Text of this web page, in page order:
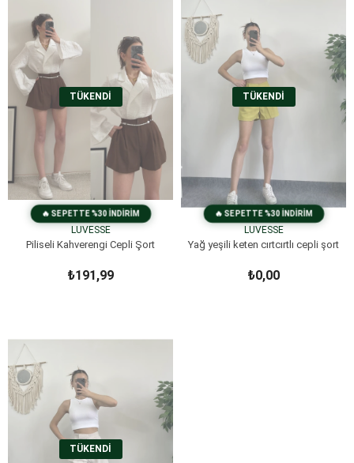
TÜKENDI
LUVESSE
Piliseli Kahverengi Cepli Şort
₺191,99
TÜKENDI
LUVESSE
Yağ yeşili keten cırtcırtlı cepli şort
₺0,00
TÜKENDI